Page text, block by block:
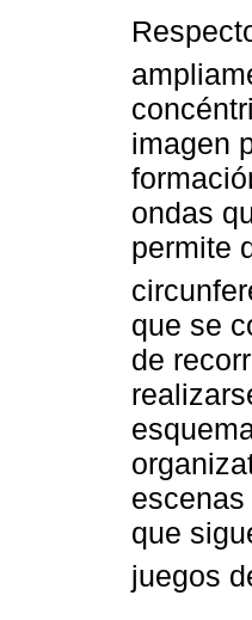
imagen
ondas
permite
que se
de
que
juegos